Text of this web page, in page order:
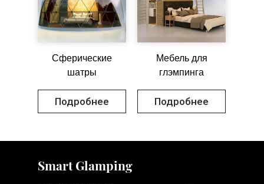
Подробнее
Мебель для
глэмпинга
Сферические
шатры
Подробнее
Smart Glamping